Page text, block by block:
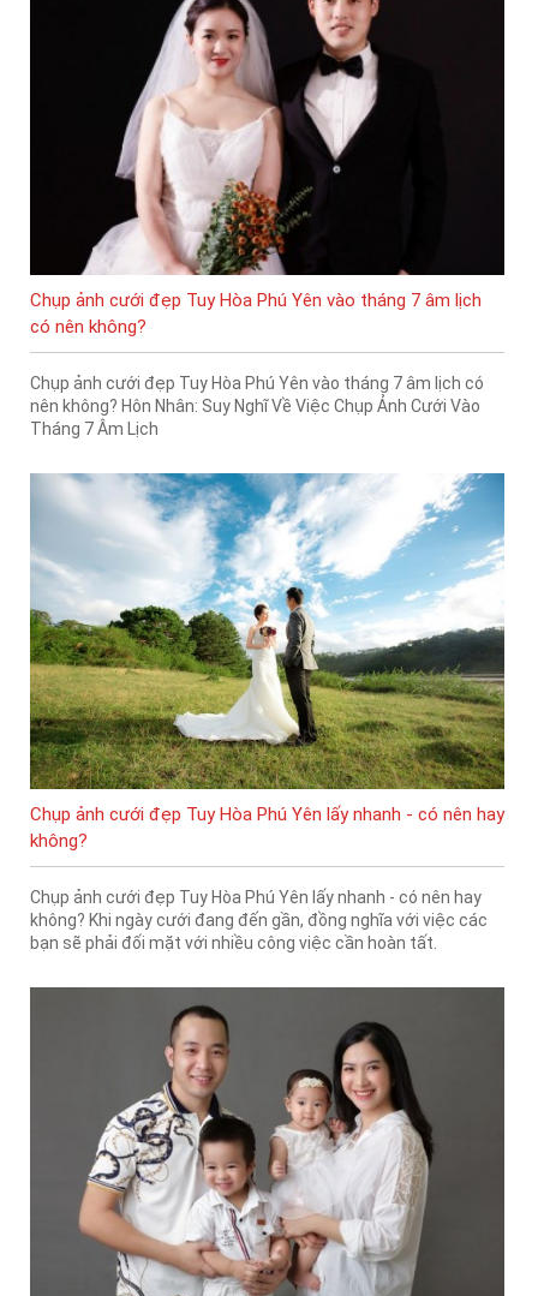
Chụp ảnh cưới đẹp Tuy Hòa Phú Yên vào tháng 7 âm lịch
có nên không?
Chụp ảnh cưới đẹp Tuy Hòa Phú Yên vào tháng 7 âm lịch có
nên không? Hôn Nhân: Suy Nghĩ Về Việc Chụp Ảnh Cưới Vào
Tháng 7 Âm Lịch
Chụp ảnh cưới đẹp Tuy Hòa Phú Yên lấy nhanh - có nên hay
không?
Chụp ảnh cưới đẹp Tuy Hòa Phú Yên lấy nhanh - có nên hay
không? Khi ngày cưới đang đến gần, đồng nghĩa với việc các
bạn sẽ phải đối mặt với nhiều công việc cần hoàn tất.